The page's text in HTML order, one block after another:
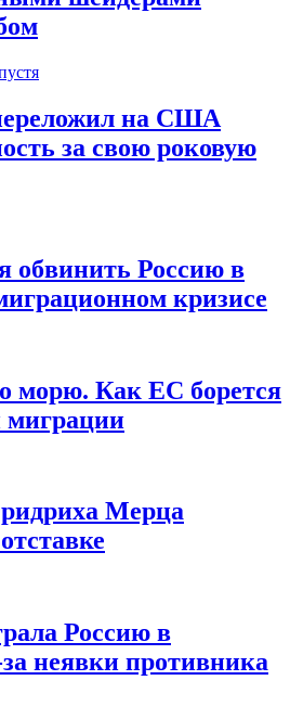
на США
за свою роковую
обвинить Россию в
кризисе
морю. Как ЕС борется
миграции
Мерца
Россию в
неявки противника